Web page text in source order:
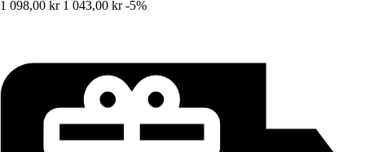
1 098,00 kr 1 043,00 kr -5%